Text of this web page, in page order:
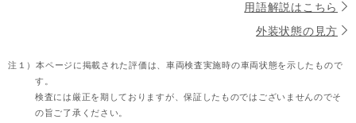
用語解説はこちら
外装状態の見方
注１）本ページに掲載された評価は、車両検査実施時の車両状態を示したもので
す。
検査には厳正を期しておりますが、保証したものではございませんのでそ
の旨ご了承ください。